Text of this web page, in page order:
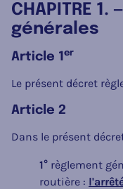
CHAPITRE
générales
Article 1 er
Le présent décret
Article 2
Dans le présent
1° règlement
routière :